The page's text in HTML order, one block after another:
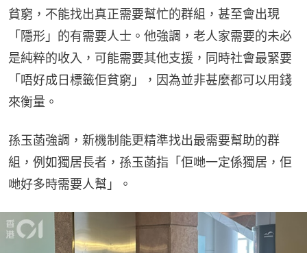
貧窮，不能找出真正需要幫忙的群組，甚至會出現
「隱形」的有需要人士。他強調，老人家需要的未必
是純粹的收入，可能需要其他支援，同時社會最緊要
「唔好成日標籤佢貧窮」，因為並非甚麼都可以用錢
來衡量。
孫玉菡強調，新機制能更精準找出最需要幫助的群
組，例如獨居長者，孫玉菡指「佢哋一定係獨居，佢
哋好多時需要人幫」。